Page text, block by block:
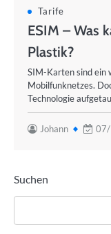
Tarife
ESIM – Was
Plastik?
SIM-Karten sind ein
Mobilfunknetzes.
Technologie
Johann
Suchen